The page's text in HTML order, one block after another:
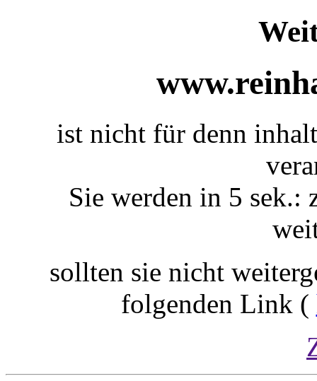
ist nicht für denn
Sie werden in 5 sek.:
sollten sie nicht
folgenden Link (